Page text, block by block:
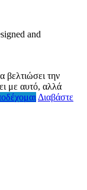
and
βελτιώσει την
με αυτό, αλλά
Διαβάστε